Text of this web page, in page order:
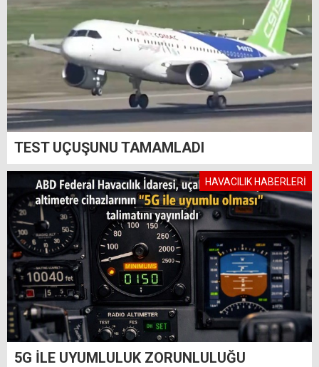
TEST UÇUŞUNU TAMAMLADI
HAVACILIK HABERLERİ
5G İLE UYUMLULUK ZORUNLULUĞU